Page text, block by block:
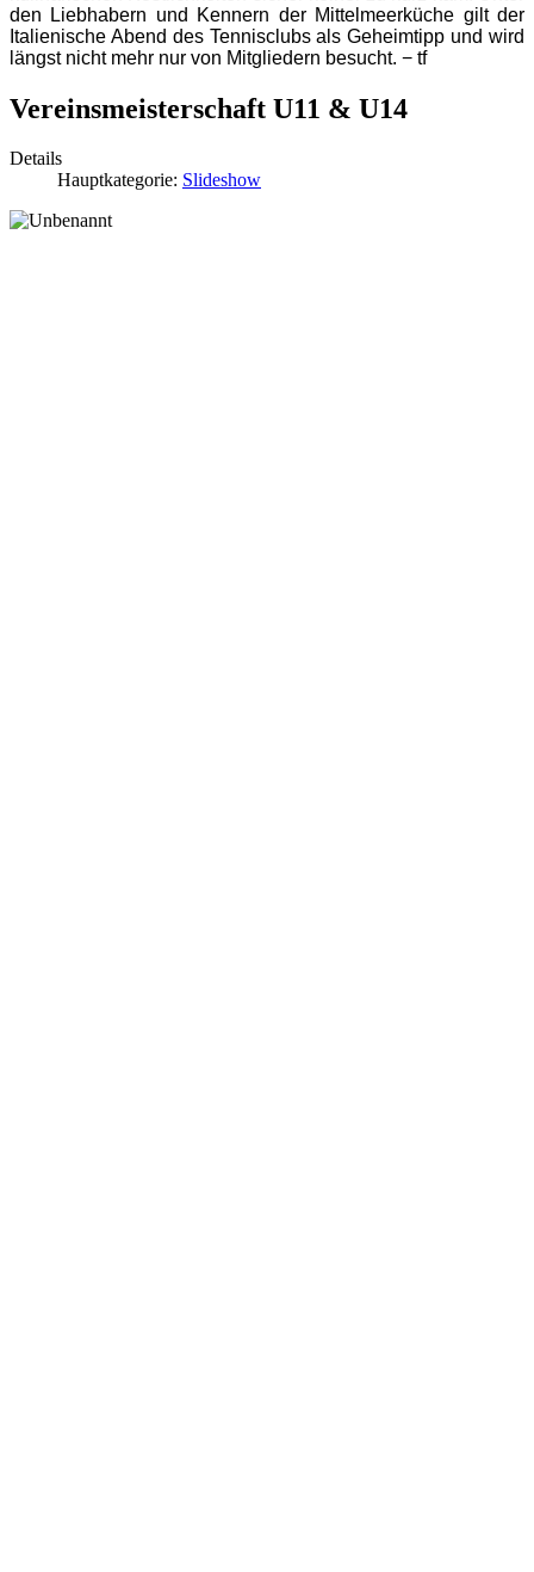
den Liebhabern und Kennern der Mittelmeerküche gilt der
Italienische Abend des Tennisclubs als Geheimtipp und wird
längst nicht mehr nur von Mitgliedern besucht. − tf
Vereinsmeisterschaft U11 & U14
Details
Hauptkategorie: Slideshow